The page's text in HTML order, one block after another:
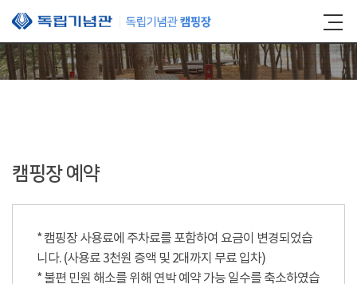
본문 바로가기
캠핑장 예약
* 캠핑장 사용료에 주차료를 포함하여 요금이 변경되었습
니다. (사용료 3천원 증액 및 2대까지 무료 입차)
* 불편 민원 해소를 위해 연박 예약 가능 일수를 축소하였습